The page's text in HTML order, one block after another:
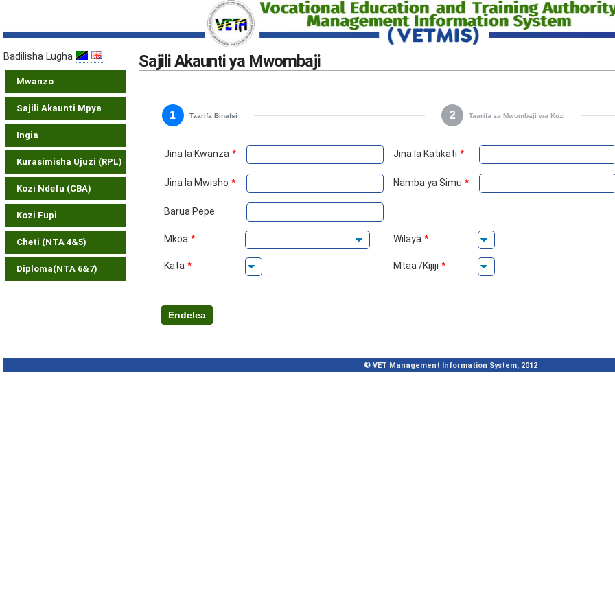
Badilisha Lugha
Mwanzo
Sajili Akaunti Mpya
Ingia
Kurasimisha Ujuzi (RPL)
Kozi Ndefu (CBA)
Kozi Fupi
Cheti (NTA 4&5)
Diploma(NTA 6&7)
Sajili Akaunti ya Mwombaji
1 Taarifa Binafsi 2 Taarifa za Mwombaji wa Kozi
Jina la Kwanza * Jina la Katikati *
Jina la Mwisho * Namba ya Simu *
Barua Pepe
Mkoa * Wilaya *
Kata * Mtaa /Kijiji *
© VET Management Information System, 2012